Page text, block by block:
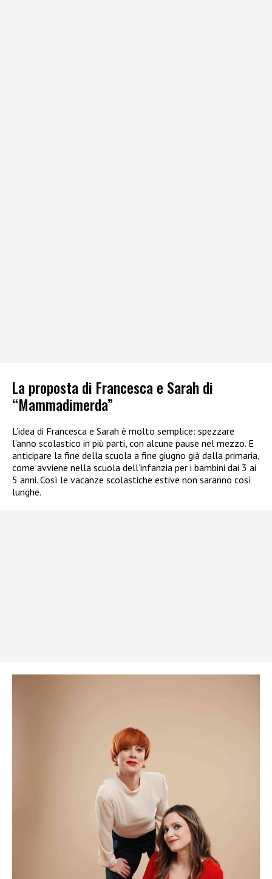
La proposta di Francesca e Sarah di
“Mammadimerda”
L’idea di Francesca e Sarah è molto semplice: spezzare
l’anno scolastico in più parti, con alcune pause nel mezzo. E
anticipare la fine della scuola a fine giugno già dalla primaria,
come avviene nella scuola dell’infanzia per i bambini dai 3 ai
5 anni. Così le vacanze scolastiche estive non saranno così
lunghe.